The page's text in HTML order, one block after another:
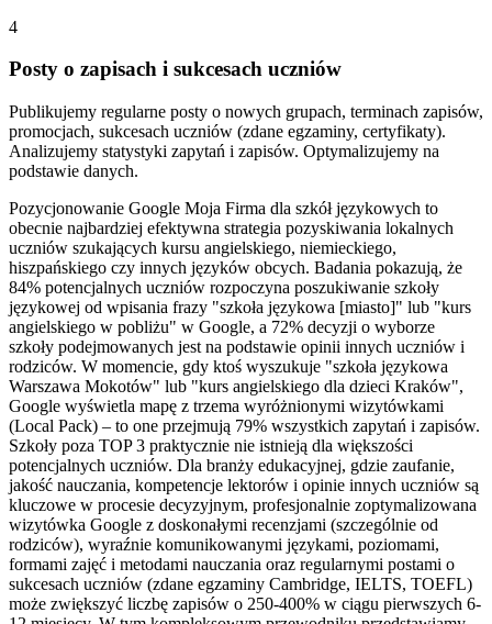
4
Posty o zapisach i sukcesach uczniów
Publikujemy regularne posty o nowych grupach, terminach zapisów,
promocjach, sukcesach uczniów (zdane egzaminy, certyfikaty).
Analizujemy statystyki zapytań i zapisów. Optymalizujemy na
podstawie danych.
Pozycjonowanie Google Moja Firma dla szkół językowych to
obecnie najbardziej efektywna strategia pozyskiwania lokalnych
uczniów szukających kursu angielskiego, niemieckiego,
hiszpańskiego czy innych języków obcych. Badania pokazują, że
84% potencjalnych uczniów rozpoczyna poszukiwanie szkoły
językowej od wpisania frazy "szkoła językowa [miasto]" lub "kurs
angielskiego w pobliżu" w Google, a 72% decyzji o wyborze
szkoły podejmowanych jest na podstawie opinii innych uczniów i
rodziców. W momencie, gdy ktoś wyszukuje "szkoła językowa
Warszawa Mokotów" lub "kurs angielskiego dla dzieci Kraków",
Google wyświetla mapę z trzema wyróżnionymi wizytówkami
(Local Pack) – to one przejmują 79% wszystkich zapytań i zapisów.
Szkoły poza TOP 3 praktycznie nie istnieją dla większości
potencjalnych uczniów. Dla branży edukacyjnej, gdzie zaufanie,
jakość nauczania, kompetencje lektorów i opinie innych uczniów są
kluczowe w procesie decyzyjnym, profesjonalnie zoptymalizowana
wizytówka Google z doskonałymi recenzjami (szczególnie od
rodziców), wyraźnie komunikowanymi językami, poziomami,
formami zajęć i metodami nauczania oraz regularnymi postami o
sukcesach uczniów (zdane egzaminy Cambridge, IELTS, TOEFL)
może zwiększyć liczbę zapisów o 250-400% w ciągu pierwszych 6-